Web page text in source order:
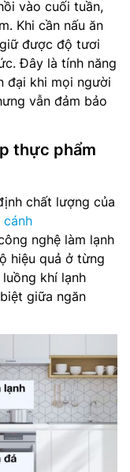
vào cuối tuần,
Khi cần nấu ăn
được độ tươi
Đây là tính năng
đại khi mọi người
vẫn đảm bảo
thực phẩm
chất lượng của
cánh
nghệ làm lạnh
hiệu quả ở từng
khí lạnh
giữa ngăn